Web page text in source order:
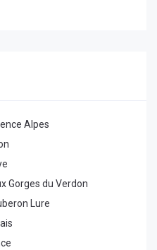
Alpes
Gorges du Verdon
Lure